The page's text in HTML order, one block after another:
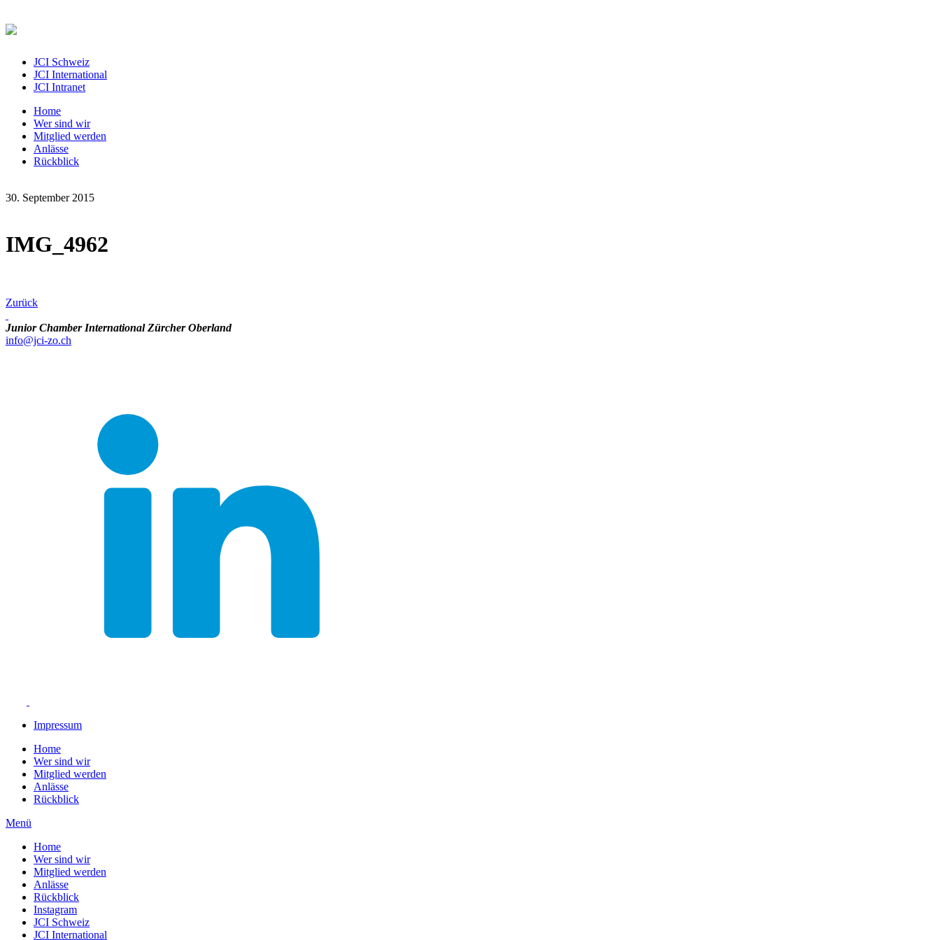
JCI Schweiz
JCI International
JCI Intranet
Home
Wer sind wir
Mitglied werden
Anlässe
Rückblick
30. September 2015
IMG_4962
Zurück
Junior Chamber International Zürcher Oberland
info@jci-zo.ch
Impressum
Home
Wer sind wir
Mitglied werden
Anlässe
Rückblick
Menü
Home
Wer sind wir
Mitglied werden
Anlässe
Rückblick
Instagram
JCI Schweiz
JCI International